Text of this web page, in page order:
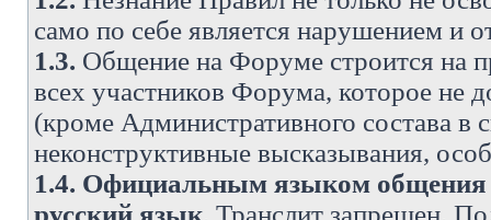
само по себе является нарушением и
1.3. Общение на Форуме строится на
всех участников Форума, которое не
(кроме Административного состава в
неконструктивные высказывания,
1.4. Официальным языком общения
русский язык. Транслит запрещен.